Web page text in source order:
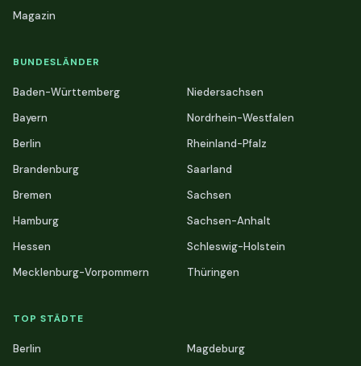
Magazin
BUNDESLÄNDER
Baden-Württemberg
Bayern
Berlin
Brandenburg
Bremen
Hamburg
Hessen
Mecklenburg-Vorpommern
Niedersachsen
Nordrhein-Westfalen
Rheinland-Pfalz
Saarland
Sachsen
Sachsen-Anhalt
Schleswig-Holstein
Thüringen
TOP STÄDTE
Berlin
Magdeburg